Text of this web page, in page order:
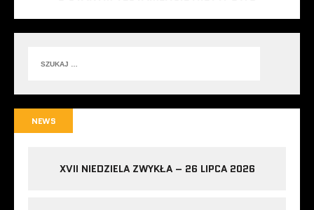
NEWS
XVII NIEDZIELA ZWYKŁA – 26 LIPCA 2026